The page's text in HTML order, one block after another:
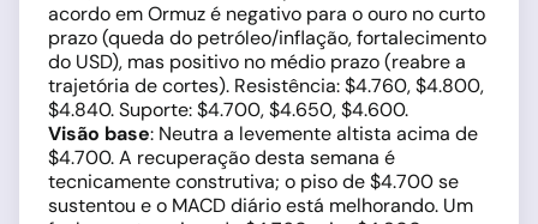
acordo em Ormuz é negativo para o ouro no curto
prazo (queda do petróleo/inflação, fortalecimento
do USD), mas positivo no médio prazo (reabre a
trajetória de cortes). Resistência: $4.760, $4.800,
$4.840. Suporte: $4.700, $4.650, $4.600.
Visão base: Neutra a levemente altista acima de
$4.700. A recuperação desta semana é
tecnicamente construtiva; o piso de $4.700 se
sustentou e o MACD diário está melhorando. Um